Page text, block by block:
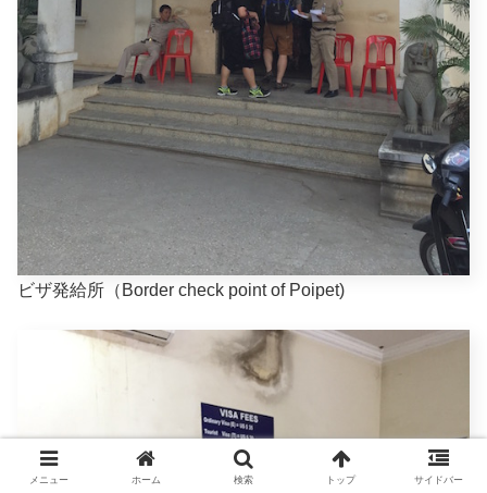
ビザ発給所（Border check point of Poipet)
メニュー ホーム 検索 トップ サイドバー